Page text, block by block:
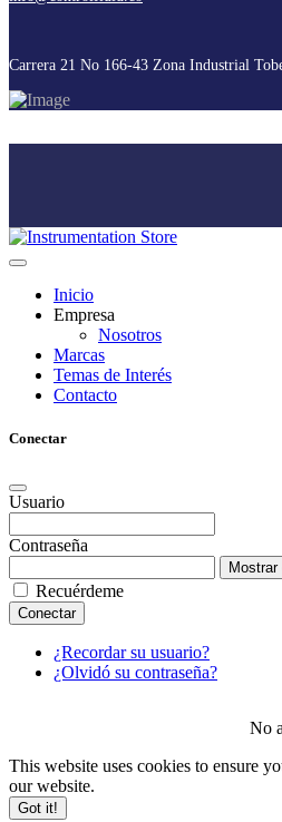
Carrera 21 No 166-43 Zona Industrial
Inicio
Empresa
Nosotros
Marcas
Temas de Interés
Contacto
Conectar
Usuario
Contraseña
Recuérdeme
Conectar
¿Recordar su usuario?
¿Olvidó su contraseña?
No
This website uses cookies to ensure
our website.
Got it!